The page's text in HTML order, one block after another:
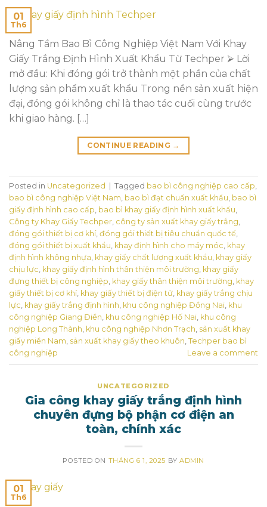
01
Th6
Nâng Tầm Bao Bì Công Nghiệp Việt Nam Với Khay
Giấy Trắng Định Hình Xuất Khẩu Từ Techper ⮚ Lời
mở đầu: Khi đóng gói trở thành một phần của chất
lượng sản phẩm xuất khẩu Trong nền sản xuất hiện
đại, đóng gói không chỉ là thao tác cuối cùng trước
khi giao hàng. […]
CONTINUE READING →
Posted in Uncategorized Tagged bao bì công nghiệp cao cấp,
bao bì công nghiệp Việt Nam, bao bì đạt chuẩn xuất khẩu, bao bì
giấy định hình cao cấp, bao bì khay giấy định hình xuất khẩu,
Công ty Khay Giấy Techper, công ty sản xuất khay giấy trắng,
đóng gói thiết bị cơ khí, đóng gói thiết bị tiêu chuẩn quốc tế,
đóng gói thiết bị xuất khẩu, khay định hình cho máy móc, khay
định hình không nhựa, khay giấy chất lượng xuất khẩu, khay giấy
chịu lực, khay giấy định hình thân thiện môi trường, khay giấy
đựng thiết bị công nghiệp, khay giấy thân thiện môi trường, khay
giấy thiết bị cơ khí, khay giấy thiết bị điện tử, khay giấy trắng chịu
lực, khay giấy trắng định hình, khu công nghiệp Đồng Nai, khu
công nghiệp Giang Điền, khu công nghiệp Hố Nai, khu công
nghiệp Long Thành, khu công nghiệp Nhơn Trạch, sản xuất khay
giấy miền Nam, sản xuất khay giấy theo khuôn, Techper bao bì
công nghiệp
Leave a comment
UNCATEGORIZED
Gia công khay giấy trắng định hình
chuyên đựng bộ phận cơ điện an
toàn, chính xác
POSTED ON THÁNG 6 1, 2025 BYADMIN
01
Th6